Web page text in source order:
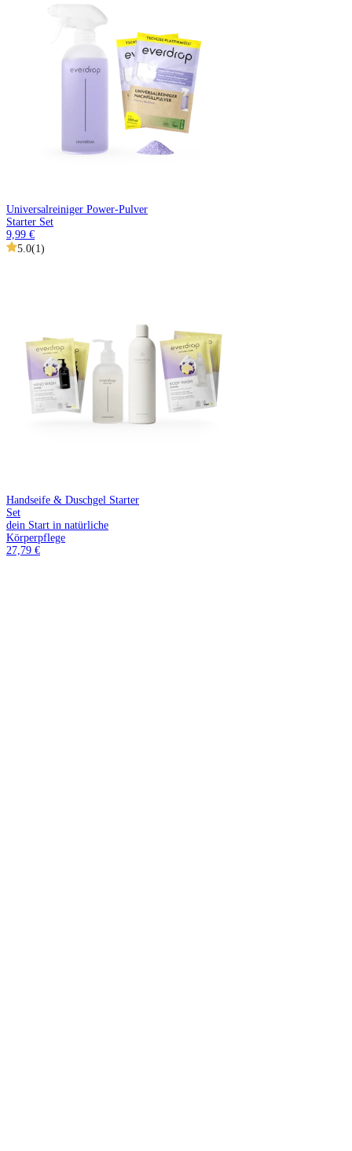
Universalreiniger Power-Pulver
Starter Set
9,99 €
5.0(1)
Handseife & Duschgel Starter
Set
dein Start in natürliche
Körperpflege
27,79 €